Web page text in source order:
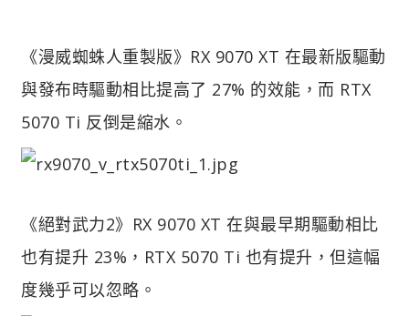
《漫威蜘蛛人重製版》RX 9070 XT 在最新版驅動
與發布時驅動相比提高了 27% 的效能，而 RTX
5070 Ti 反倒是縮水。
《絕對武力2》RX 9070 XT 在與最早期驅動相比
也有提升 23%，RTX 5070 Ti 也有提升，但這幅
度幾乎可以忽略。